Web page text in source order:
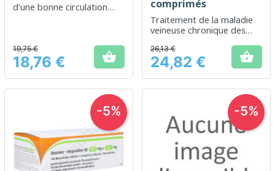
d'une bonne circulation
Prix
19,75 €
18,76 € 
comprimés
Traitement de la maladie
veineuse chronique des
hémorroïdaire aiguë
Prix
26,13 €
24,82 € 
-5% -5%